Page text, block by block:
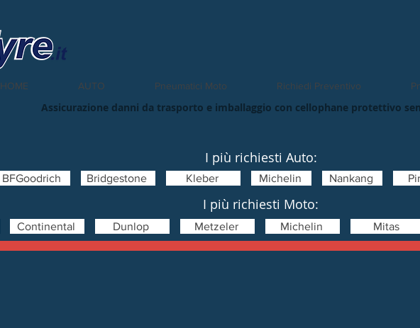
HOME AUTO Pneumatici Moto Richiedi Preventivo
Assicurazione danni da trasporto e imballaggio con cellophane protettivo
I più richiesti Auto:
BFGoodrich Bridgestone Kleber Michelin Nankang
I più richiesti Moto:
Continental Dunlop Metzeler Michelin Mitas